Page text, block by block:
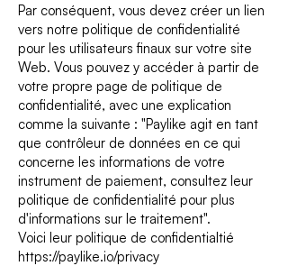
Par conséquent, vous devez créer un lien
vers notre politique de confidentialité
pour les utilisateurs finaux sur votre site
Web. Vous pouvez y accéder à partir de
votre propre page de politique de
confidentialité, avec une explication
comme la suivante : "Paylike agit en tant
que contrôleur de données en ce qui
concerne les informations de votre
instrument de paiement, consultez leur
politique de confidentialité pour plus
d'informations sur le traitement".
Voici leur politique de confidentialtié
https://paylike.io/privacy